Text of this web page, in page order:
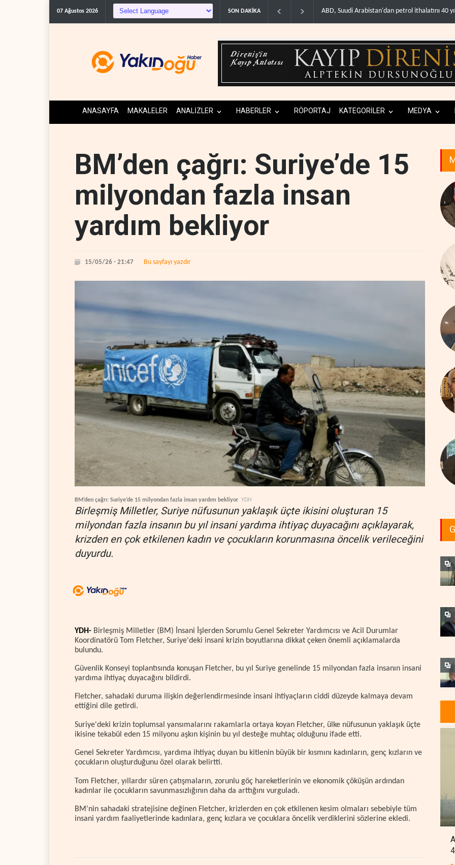
07 Ağustos 2026 SON DAKİKA
ABD, Suudi Arabistan'dan petrol ithalatını 40 yıl sonra i.. Galibaf, Trump'ın tehdit ve müzakere
ANASAYFA MAKALELER ANALİZLER HABERLER RÖPORTAJ KATEGORİLER MEDYA
BM’den çağrı: Suriye’de 15
milyondan fazla insan
yardım bekliyor
15/05/26 - 21:47 Bu sayfayı yazdır
BM’den çağrı: Suriye’de 15 milyondan fazla insan yardım bekliyor YDH
Birleşmiş Milletler, Suriye nüfusunun yaklaşık üçte ikisini oluşturan 15
milyondan fazla insanın bu yıl insani yardıma ihtiyaç duyacağını açıklayarak,
krizden en çok etkilenen kadın ve çocukların korunmasına öncelik verileceğini
duyurdu.
YDH- Birleşmiş Milletler (BM) İnsani İşlerden Sorumlu Genel Sekreter Yardımcısı ve Acil Durumlar
Koordinatörü Tom Fletcher, Suriye'deki insani krizin boyutlarına dikkat çeken önemli açıklamalarda
bulundu.
Güvenlik Konseyi toplantısında konuşan Fletcher, bu yıl Suriye genelinde 15 milyondan fazla insanın insani
yardıma ihtiyaç duyacağını bildirdi.
Fletcher, sahadaki duruma ilişkin değerlendirmesinde insani ihtiyaçların ciddi düzeyde kalmaya devam
ettiğini dile getirdi.
Suriye'deki krizin toplumsal yansımalarını rakamlarla ortaya koyan Fletcher, ülke nüfusunun yaklaşık üçte
ikisine tekabül eden 15 milyonu aşkın kişinin bu yıl desteğe muhtaç olduğunu ifade etti.
Genel Sekreter Yardımcısı, yardıma ihtiyaç duyan bu kitlenin büyük bir kısmını kadınların, genç kızların ve
çocukların oluşturduğunu özel olarak belirtti.
Tom Fletcher, yıllardır süren çatışmaların, zorunlu göç hareketlerinin ve ekonomik çöküşün ardından
kadınlar ile çocukların savunmasızlığının daha da arttığını vurguladı.
BM'nin sahadaki stratejisine değinen Fletcher, krizlerden en çok etkilenen kesim olmaları sebebiyle tüm
insani yardım faaliyetlerinde kadınlara, genç kızlara ve çocuklara öncelik verdiklerini sözlerine ekledi.